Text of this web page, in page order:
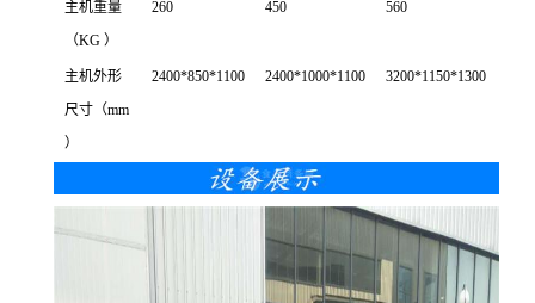
主机重量
（KG ）
260 450 560
主机外形
尺寸（mm
）
2400*850*1100 2400*1000*1100 3200*1150*1300